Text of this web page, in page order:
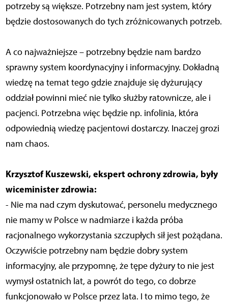
potrzeby są większe. Potrzebny nam jest system, który
będzie dostosowanych do tych zróżnicowanych potrzeb.
A co najważniejsze – potrzebny będzie nam bardzo
sprawny system koordynacyjny i informacyjny. Dokładną
wiedzę na temat tego gdzie znajduje się dyżurujący
oddział powinni mieć nie tylko służby ratownicze, ale i
pacjenci. Potrzebna więc będzie np. infolinia, która
odpowiednią wiedzę pacjentowi dostarczy. Inaczej grozi
nam chaos.
Krzysztof Kuszewski, ekspert ochrony zdrowia, były
wiceminister zdrowia:
- Nie ma nad czym dyskutować, personelu medycznego
nie mamy w Polsce w nadmiarze i każda próba
racjonalnego wykorzystania szczupłych sił jest pożądana.
Oczywiście potrzebny nam będzie dobry system
informacyjny, ale przypomnę, że tępe dyżury to nie jest
wymysł ostatnich lat, a powrót do tego, co dobrze
funkcjonowało w Polsce przez lata. I to mimo tego, że